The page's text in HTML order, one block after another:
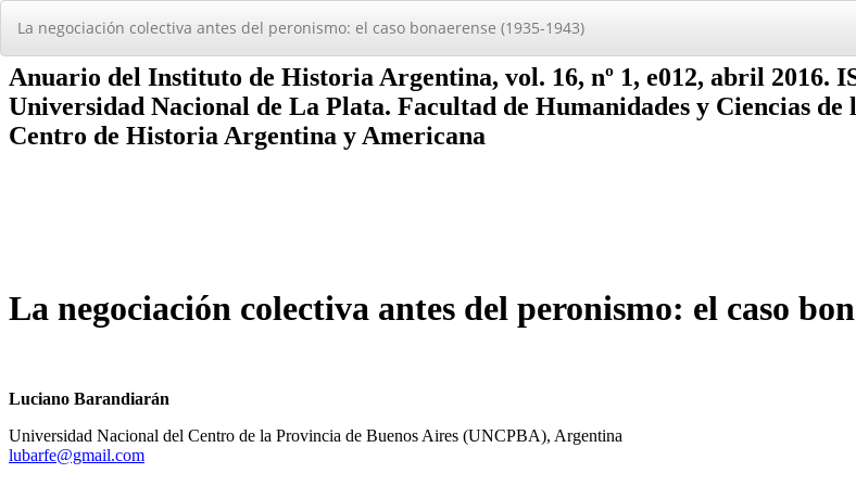
Volver
los
detalles
del
artículo
La negociación colectiva antes del peronismo: el caso bonaerense (1935-1943)